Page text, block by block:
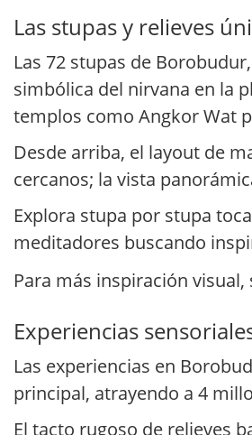
Las stupas y relieves
Las 72 stupas de
simbólica del nirvana en la
templos como Angkor Wat
Desde arriba, el layout de
cercanos; la vista
Explora stupa por stupa
meditadores buscando
Para más inspiración visual,
Experiencias
Las experiencias en
principal, atrayendo a 4
El tacto rugoso de relieves